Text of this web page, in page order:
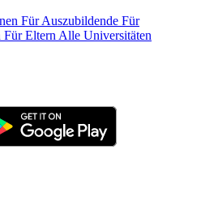
Für Auszubildende Für
Für Eltern Alle Universitäten